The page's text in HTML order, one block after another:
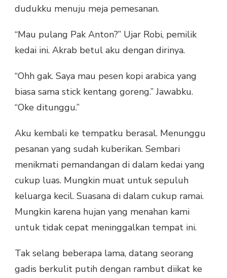
dudukku menuju meja pemesanan.
“Mau pulang Pak Anton?” Ujar Robi, pemilik
kedai ini. Akrab betul aku dengan dirinya.
“Ohh gak. Saya mau pesen kopi arabica yang
biasa sama stick kentang goreng.” Jawabku.
“Oke ditunggu.”
Aku kembali ke tempatku berasal. Menunggu
pesanan yang sudah kuberikan. Sembari
menikmati pemandangan di dalam kedai yang
cukup luas. Mungkin muat untuk sepuluh
keluarga kecil. Suasana di dalam cukup ramai.
Mungkin karena hujan yang menahan kami
untuk tidak cepat meninggalkan tempat ini.
Tak selang beberapa lama, datang seorang
gadis berkulit putih dengan rambut diikat ke